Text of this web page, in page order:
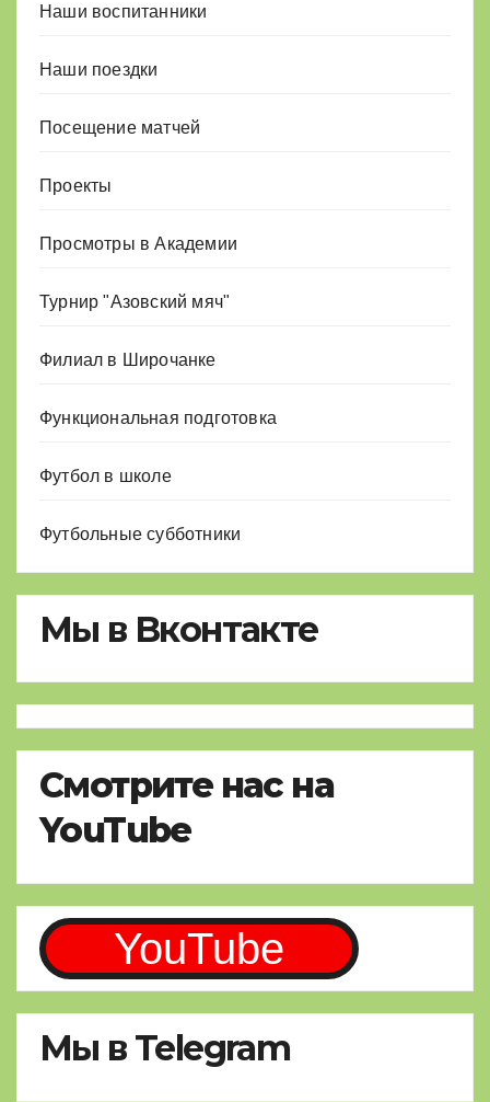
Наши воспитанники
Наши поездки
Посещение матчей
Проекты
Просмотры в Академии
Турнир "Азовский мяч"
Филиал в Широчанке
Функциональная подготовка
Футбол в школе
Футбольные субботники
Мы в Вконтакте
Смотрите нас на
YouTube
YouTube
Мы в Telegram